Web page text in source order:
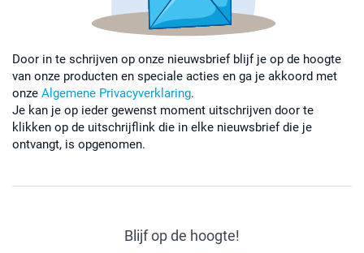
Door in te schrijven op onze nieuwsbrief blijf je op de hoogte
van onze producten en speciale acties en ga je akkoord met
onze Algemene Privacyverklaring.
Je kan je op ieder gewenst moment uitschrijven door te
klikken op de uitschrijflink die in elke nieuwsbrief die je
ontvangt, is opgenomen.
Blijf op de hoogte!